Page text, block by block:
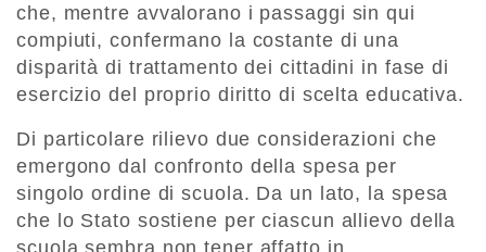
che, mentre avvalorano i passaggi sin qui
compiuti, confermano la costante di una
disparità di trattamento dei cittadini in fase di
esercizio del proprio diritto di scelta educativa.
Di particolare rilievo due considerazioni che
emergono dal confronto della spesa per
singolo ordine di scuola. Da un lato, la spesa
che lo Stato sostiene per ciascun allievo della
scuola sembra non tener affatto in